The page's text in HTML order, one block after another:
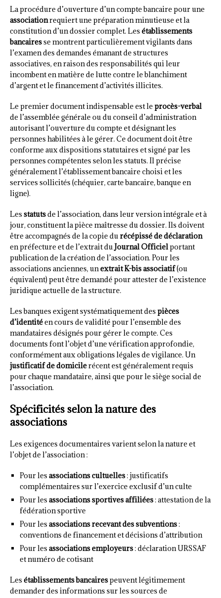
La procédure d’ouverture d’un compte bancaire pour une
associationrequiert une préparation minutieuse et la
constitution d’un dossier complet. Les établissements
bancairesse montrent particulièrement vigilants dans
l’examen des demandes émanant de structures
associatives, en raison des responsabilités qui leur
incombent en matière de lutte contre le blanchiment
d’argent et le financement d’activités illicites.
Le premier document indispensable est le procès-verbal
de l’assemblée générale ou du conseil d’administration
autorisant l’ouverture du compte et désignant les
personnes habilitées à le gérer. Ce document doit être
conforme aux dispositions statutaires et signé par les
personnes compétentes selon les statuts. Il précise
généralement l’établissement bancaire choisi et les
services sollicités (chéquier, carte bancaire, banque en
ligne).
Les statutsde l’association, dans leur version intégrale et à
jour, constituent la pièce maîtresse du dossier. Ils doivent
être accompagnés de la copie durécépissé de déclaration
en préfecture et de l’extrait duJournal Officielportant
publication de la création de l’association. Pour les
associations anciennes, unextrait K-bis associatif(ou
équivalent) peut être demandé pour attester de l’existence
juridique actuelle de la structure.
Les banques exigent systématiquement des pièces
d’identitéen cours de validité pour l’ensemble des
mandataires désignés pour gérer le compte. Ces
documents font l’objet d’une vérification approfondie,
conformément aux obligations légales de vigilance. Un
justificatif de domicilerécent est généralement requis
pour chaque mandataire, ainsi que pour le siège social de
l’association.
Spécificités selon la nature des
associations
Les exigences documentaires varient selon la nature et
l’objet de l’association :
Pour les associations cultuelles: justificatifs
complémentaires sur l’exercice exclusif d’un culte
Pour les associations sportives affiliées: attestation de la
fédération sportive
Pour les associations recevant des subventions:
conventions de financement et décisions d’attribution
Pour les associations employeurs: déclaration URSSAF
et numéro de cotisant
Les établissements bancairespeuvent légitimement
demander des informations sur les sources de